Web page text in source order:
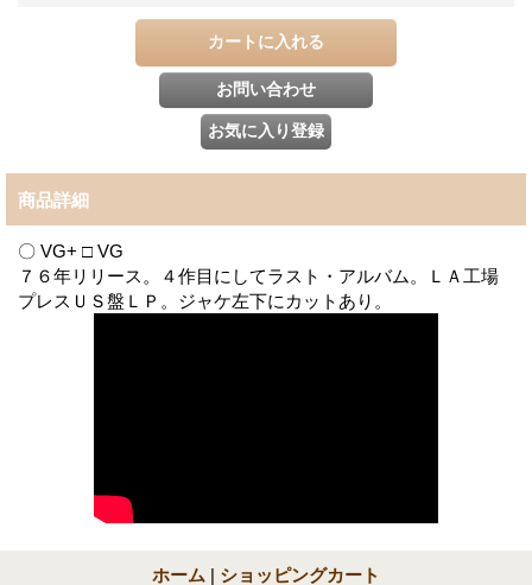
商品詳細
〇 VG+ □ VG
７６年リリース。４作目にしてラスト・アルバム。ＬＡ工場
プレスＵＳ盤ＬＰ。ジャケ左下にカットあり。
ホーム | ショッピングカート